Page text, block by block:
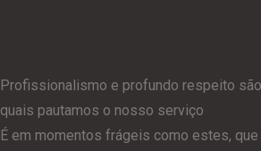
Profissionalismo e profundo respeito
quais pautamos o nosso serviço
É em momentos frágeis como estes,